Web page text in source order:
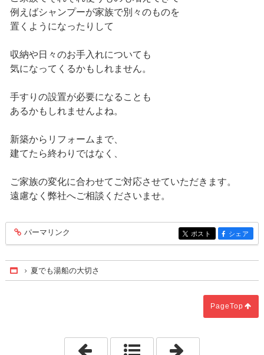
例えばシャンプーが家族で別々のものを
置くようになったりして
収納や日々のお手入れについても
気になってくるかもしれません。
手すりの設置が必要になることも
あるかもしれませんよね。
新築からリフォームまで、
建てたら終わりではなく、
ご家族の変化に合わせてご対応させていただきます。
遠慮なく弊社へご相談くださいませ。
entry164
パーマリンク entry164
ポスト entry164
シェア
Home
夏でも湯船の大切さ
PageTop
「お住まいのダニ対策は万全ですか？」